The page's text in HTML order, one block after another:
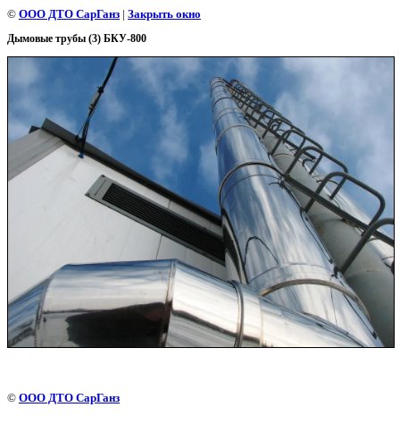
© OOO ДТО СарГанз | Закрыть окно
Дымовые трубы (3) БКУ-800
© OOO ДТО СарГанз